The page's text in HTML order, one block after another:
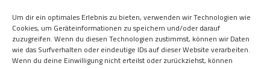
Um dir ein optimales Erlebnis zu bieten, verwenden wir Technologien wie
Cookies, um Geräteinformationen zu speichern und/oder darauf
zuzugreifen. Wenn du diesen Technologien zustimmst, können wir Daten
wie das Surfverhalten oder eindeutige IDs auf dieser Website verarbeiten.
Wenn du deine Einwilligung nicht erteilst oder zurückziehst, können
Kauf auf Rechung
Klarna
American Express